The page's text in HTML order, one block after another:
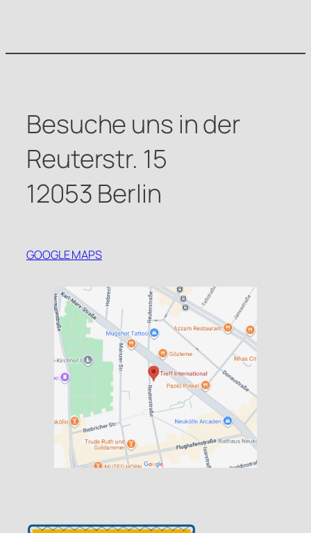
Besuche uns in der
Reuterstr. 15
12053 Berlin
GOOGLE MAPS